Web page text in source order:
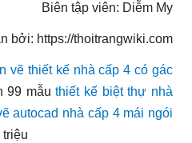
Biên tập viên: Diễm My
bởi: https://thoitrangwiki.com
vẽ thiết kế nhà cấp 4 có gác
99 mẫuthiết kế biệt thự nhà
autocad nhà cấp 4 mái ngói